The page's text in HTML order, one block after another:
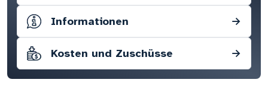
Informationen →
Kosten und Zuschüsse →